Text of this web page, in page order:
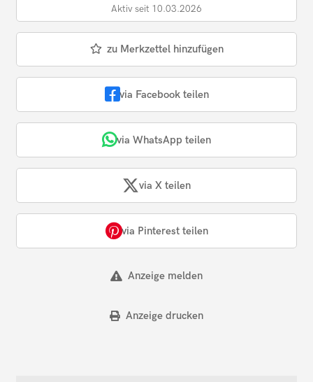
Aktiv seit 10.03.2026
zu Merkzettel hinzufügen
via Facebook teilen
via WhatsApp teilen
via X teilen
via Pinterest teilen
Anzeige melden
Anzeige drucken